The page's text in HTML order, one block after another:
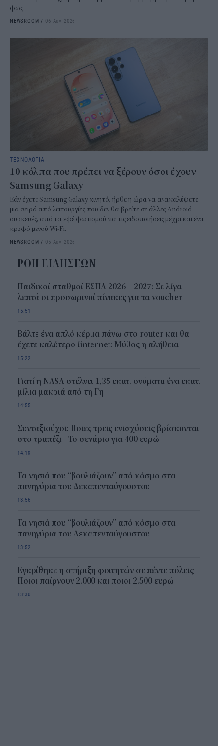
φως.
NEWSROOM / 06 Αυγ 2026
ΤΕΧΝΟΛΟΓΙΑ
10 κόλπα που πρέπει να ξέρουν όσοι έχουν
Samsung Galaxy
Εάν έχετε Samsung Galaxy κινητό, ήρθε η ώρα να ανακαλύψετε
μια σειρά από λειτουργίες που δεν θα βρείτε σε άλλες Android
συσκευές, από τα εφέ φωτισμού για τις ειδοποιήσεις μέχρι και ένα
κρυφό μενού Wi-Fi.
NEWSROOM / 05 Αυγ 2026
ΡΟΗ ΕΙΔΗΣΕΩΝ
Παιδικοί σταθμοί ΕΣΠΑ 2026 – 2027: Σε λίγα
λεπτά οι προσωρινοί πίνακες για τα voucher
15:51
Βάλτε ένα απλό κέρμα πάνω στο router και θα
έχετε καλύτερο ίinternet: Μύθος η αλήθεια
15:22
Γιατί η NASA στέλνει 1,35 εκατ. ονόματα ένα εκατ.
μίλια μακριά από τη Γη
14:55
Συνταξιούχοι: Ποιες τρεις ενισχύσεις βρίσκονται
στο τραπέζι - Το σενάριο για 400 ευρώ
14:19
Τα νησιά που “βουλιάζουν” από κόσμο στα
πανηγύρια του Δεκαπενταύγουστου
13:56
Τα νησιά που “βουλιάζουν” από κόσμο στα
πανηγύρια του Δεκαπενταύγουστου
13:52
Εγκρίθηκε η στήριξη φοιτητών σε πέντε πόλεις -
Ποιοι παίρνουν 2.000 και ποιοι 2.500 ευρώ
13:30